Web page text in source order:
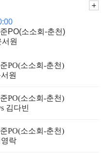
PO(소소회-춘천)
원
PO(소소회-춘천)
원
PO(소소회-춘천)
김다빈
PO(소소회-춘천)
락